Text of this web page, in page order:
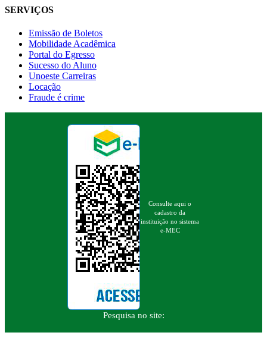
SERVIÇOS
Emissão de Boletos
Mobilidade Acadêmica
Portal do Egresso
Sucesso do Aluno
Unoeste Carreiras
Locação
Fraude é crime
Consulte aqui o
cadastro da
instituição no sistema
e-MEC
Pesquisa no site: